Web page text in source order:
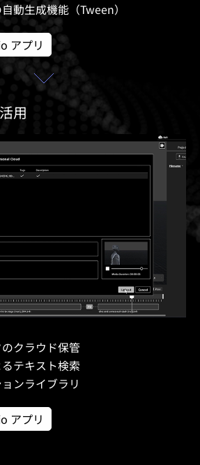
動生成機能（Tween）
アプリ
用
クラウド保管
テキスト検索
ンライブラリ
アプリ